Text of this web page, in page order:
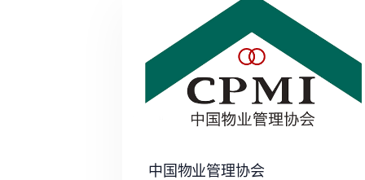
中国物业管理协会